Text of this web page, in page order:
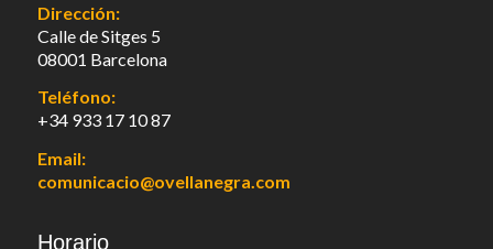
Dirección:
Calle de Sitges 5
08001 Barcelona
Teléfono:
+34 933 17 10 87
Email:
comunicacio@ovellanegra.com
Horario